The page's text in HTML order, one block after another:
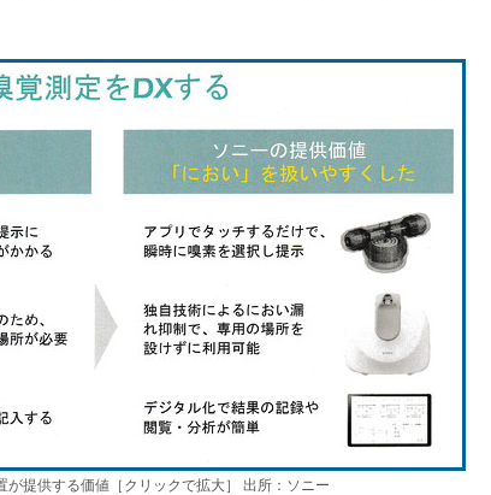
提供する価値［クリックで拡大］ 出所：ソニー